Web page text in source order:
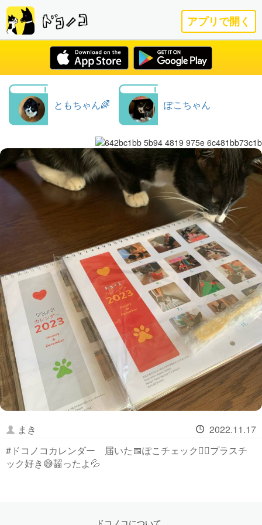
アプリで開く
ともちゃん🌈 ぽこちゃん
まき
2022.11.17
#ドコノコカレンダー 届いた📅ぽこチェック☝🏻プラスチ
ック好き😅齧ったよ💦